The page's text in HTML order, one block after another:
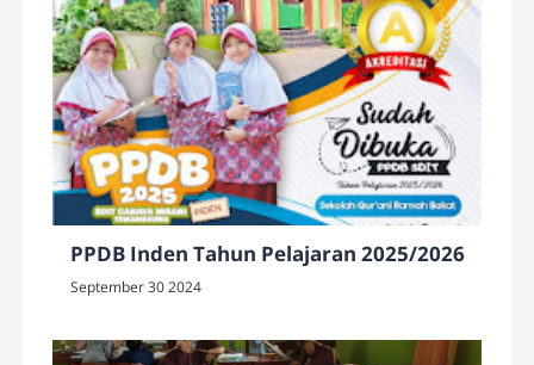
PPDB Inden Tahun Pelajaran 2025/2026
September 30 2024